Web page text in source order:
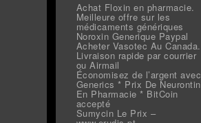
Achat Floxin en pharmacie.
Meilleure offre sur les
médicaments génériques
Noroxin Generique Paypal
Acheter Vasotec Au Canada.
Livraison rapide par courrier
ou Airmail
Économisez de l’argent avec
Generics * Prix De Neurontin
En Pharmacie * BitCoin
accepté
Sumycin Le Prix –